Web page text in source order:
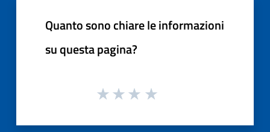
Quanto sono chiare le informazioni
su questa pagina?